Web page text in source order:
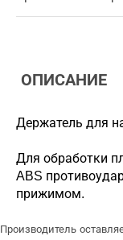
ОПИСАНИЕ
Держатель для
Для обработки
ABS
прижимом.
Производитель